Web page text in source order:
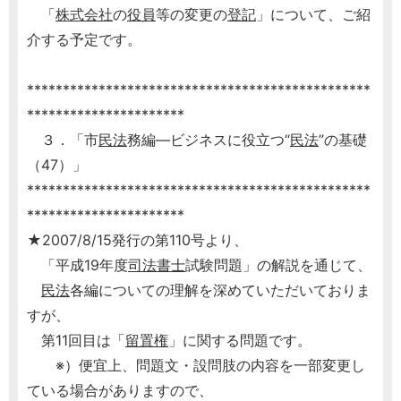
「株式会社の役員等の変更の登記 」について、ご紹
介する予定です。
************************************************
**********************
３．「市民法務編―ビジネスに役立つ“民法”の基礎
（47）」
************************************************
**********************
★2007/8/15発行の第110号より、
「平成19年度司法書士試験問題」の解説を通じて、
民法各編についての理解を深めていただいておりま
すが、
第11回目は「留置権 」に関する問題です。
※）便宜上、問題文・設問肢の内容を一部変更し
ている場合がありますので、